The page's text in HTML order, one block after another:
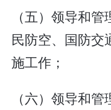
（五）领导和
民防空、国防交
施工作；
（六）领导和